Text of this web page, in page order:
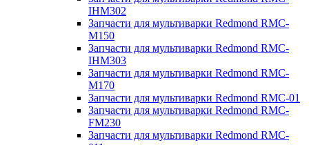
IHM302
Запчасти для мультиварки Redmond RMC-
M150
Запчасти для мультиварки Redmond RMC-
IHM303
Запчасти для мультиварки Redmond RMC-
M170
Запчасти для мультиварки Redmond RMC-01
Запчасти для мультиварки Redmond RMC-
FM230
Запчасти для мультиварки Redmond RMC-